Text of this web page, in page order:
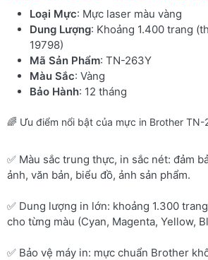
Loại Mực: Mực laser màu vàng
Dung Lượng: Khoảng 1.400 trang
19798)
Mã Sản Phẩm: TN-263Y
Màu Sắc: Vàng
Bảo Hành: 12 tháng
🌈 Ưu điểm nổi bật của mực in Brother TN-
✅ Màu sắc trung thực, in sắc nét: đảm
ảnh, văn bản, biểu đồ, ảnh sản phẩm.
✅ Dung lượng in lớn: khoảng 1.300
cho từng màu (Cyan, Magenta, Yellow,
✅ Bảo vệ máy in: mực chuẩn Brother